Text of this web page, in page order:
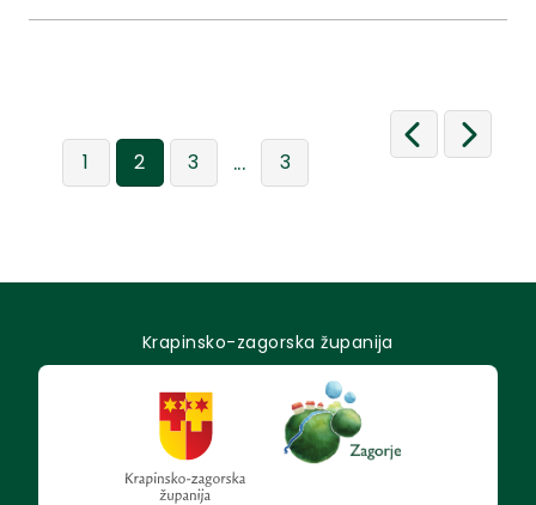
1 2 3 ... 3
Krapinsko-zagorska županija